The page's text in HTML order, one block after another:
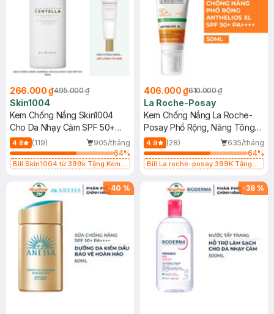
266.000 ₫495.000 ₫
Skin1004
Kem Chống Nắng Skin1004
Cho Da Nhạy Cảm SPF 50+
50ml
4.8 (119)
905/tháng
64%
Bill Skin1004 từ 399k Tặng Kem
SPF 50+ 20ml (SL Có Hạn)
406.000 ₫610.000 ₫
La Roche-Posay
Kem Chống Nắng La Roche-
Posay Phổ Rộng, Nâng Tông
Kiềm Dầu 50ml
4.9 (28)
635/tháng
64%
Bill La roche-posay 399K Tặng
(SL có hạn)
-40 % -38 %